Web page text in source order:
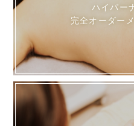
ハイパー
完全オーダー